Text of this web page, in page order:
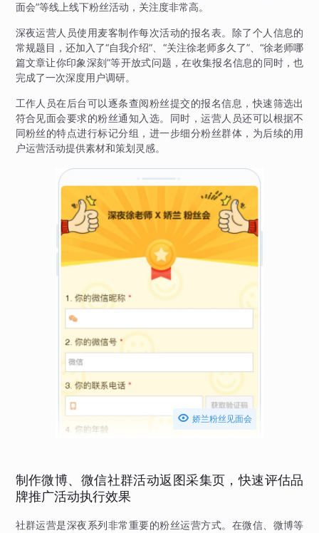
面会”等线上线下粉丝活动，关注度非常高。
深夜运营人员使用麦客制作每次活动的报名表。除了个人信息的
常规题目，还加入了“自我介绍”、“关注徐老师多久了”、“徐老师哪
篇文章让你印象深刻”等开放式问题，在收集报名信息的同时，也
完成了一次深度用户调研。
工作人员在后台可以逐条查阅粉丝提交的报名信息，快速筛选出
符合见面会要求的粉丝通知入选。同时，运营人员还可以根据不
同粉丝的特点进行标记分组，进一步细分粉丝群体，为后续的用
户运营活动提供素材和策划灵感。
 娇兰粉丝见面会
制作微博、微信社群活动返图采集页，快速评估品
牌推广活动执行效果
社群运营是深夜系列非常重要的粉丝运营方式。在微信、微博等